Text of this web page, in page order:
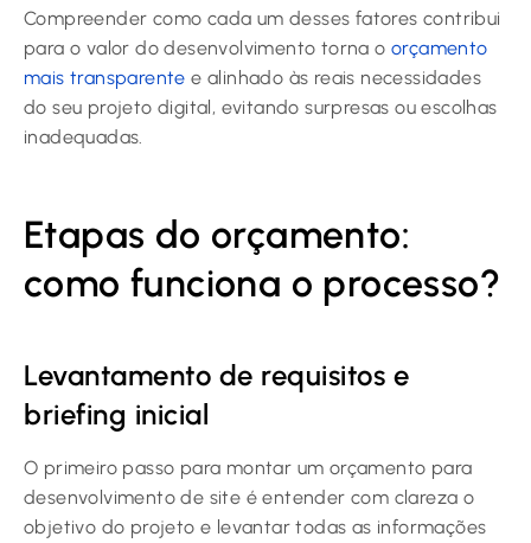
Compreender como cada um desses fatores contribui
para o valor do desenvolvimento torna o orçamento
mais transparente e alinhado às reais necessidades
do seu projeto digital, evitando surpresas ou escolhas
inadequadas.
Etapas do orçamento:
como funciona o processo?
Levantamento de requisitos e
briefing inicial
O primeiro passo para montar um orçamento para
desenvolvimento de site é entender com clareza o
objetivo do projeto e levantar todas as informações